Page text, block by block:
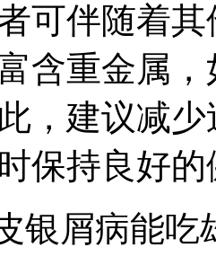
可伴随着
含重金属
，建议减
保持良好
银屑病能吃